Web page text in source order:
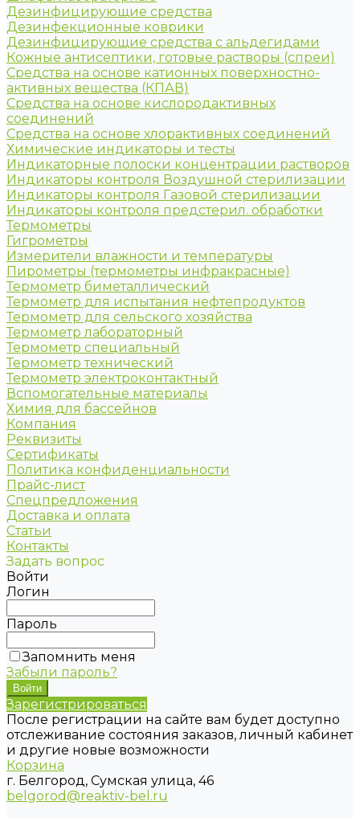
Дезинфицирующие средства
Дезинфекционные коврики
Дезинфицирующие средства с альдегидами
Кожные антисептики, готовые растворы (спреи)
Средства на основе катионных поверхностно-
активных вещества (КПАВ)
Средства на основе кислородактивных
соединений
Средства на основе хлорактивных соединений
Химические индикаторы и тесты
Индикаторные полоски концентрации растворов
Индикаторы контроля Воздушной стерилизации
Индикаторы контроля Газовой стерилизации
Индикаторы контроля предстерил. обработки
Термометры
Гигрометры
Измерители влажности и температуры
Пирометры (термометры инфракрасные)
Термометр биметаллический
Термометр для испытания нефтепродуктов
Термометр для сельского хозяйства
Термометр лабораторный
Термометр специальный
Термометр технический
Термометр электроконтактный
Вспомогательные материалы
Химия для бассейнов
Компания
Реквизиты
Сертификаты
Политика конфиденциальности
Прайс-лист
Спецпредложения
Доставка и оплата
Статьи
Контакты
Задать вопрос
Войти
Логин
Пароль
Запомнить меня
Забыли пароль?
Зарегистрироваться
После регистрации на сайте вам будет доступно
отслеживание состояния заказов, личный кабинет
и другие новые возможности
Корзина
г. Белгород, Сумская улица, 46
belgorod@reaktiv-bel.ru